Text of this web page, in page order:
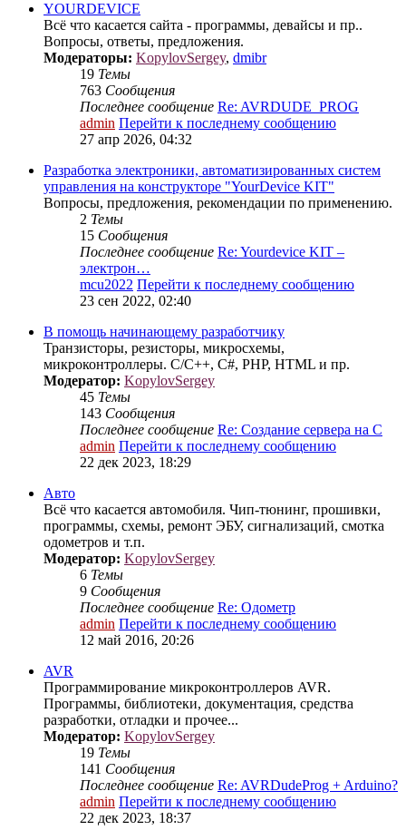
YOURDEVICE
Всё что касается сайта - программы, девайсы и пр..
Вопросы, ответы, предложения.
Модераторы: KopylovSergey, dmibr
19 Темы
763 Сообщения
Последнее сообщение Re: AVRDUDE_PROG
admin Перейти к последнему сообщению
27 апр 2026, 04:32
Разработка электроники, автоматизированных систем
управления на конструкторе "YourDevice KIT"
Вопросы, предложения, рекомендации по применению.
2 Темы
15 Сообщения
Последнее сообщение Re: Yourdevice KIT –
электрон…
mcu2022 Перейти к последнему сообщению
23 сен 2022, 02:40
В помощь начинающему разработчику
Транзисторы, резисторы, микросхемы,
микроконтроллеры. C/C++, C#, PHP, HTML и пр.
Модератор: KopylovSergey
45 Темы
143 Сообщения
Последнее сообщение Re: Создание сервера на С
admin Перейти к последнему сообщению
22 дек 2023, 18:29
Авто
Всё что касается автомобиля. Чип-тюнинг, прошивки,
программы, схемы, ремонт ЭБУ, сигнализаций, смотка
одометров и т.п.
Модератор: KopylovSergey
6 Темы
9 Сообщения
Последнее сообщение Re: Одометр
admin Перейти к последнему сообщению
12 май 2016, 20:26
AVR
Программирование микроконтроллеров AVR.
Программы, библиотеки, документация, средства
разработки, отладки и прочее...
Модератор: KopylovSergey
19 Темы
141 Сообщения
Последнее сообщение Re: AVRDudeProg + Arduino?
admin Перейти к последнему сообщению
22 дек 2023, 18:37